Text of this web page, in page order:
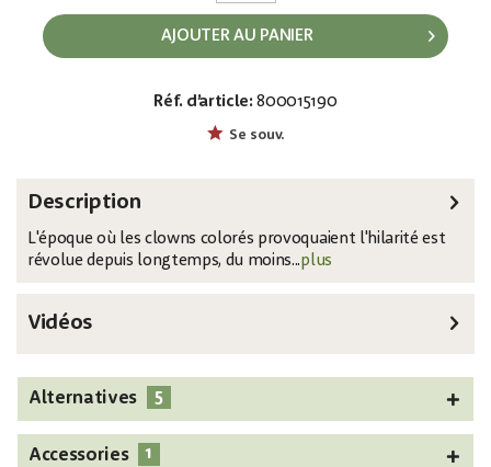
AJOUTER AU PANIER
Réf. d’article: 800015190
Se souv.
Description
L'époque où les clowns colorés provoquaient l'hilarité est
révolue depuis longtemps, du moins...plus
Vidéos
Alternatives 5
Accessories 1